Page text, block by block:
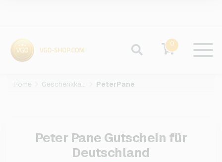
0
Home Geschenkkarten PeterPane
Peter Pane Gutschein für
Deutschland